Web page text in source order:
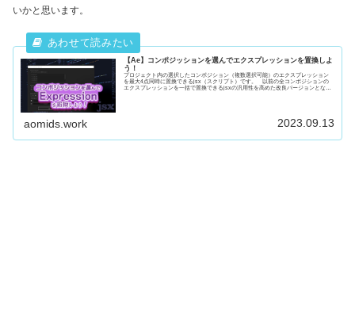
いかと思います。
【Ae】コンポジッションを選んでエクスプレッションを置換しよ
う！
プロジェクト内の選択したコンポジション（複数選択可能）のエクスプレッション
を最大4点同時に置換できるjsx（スクリプト）です。 以前の全コンポジションの
エクスプレッションを一括で置換できるjsxの汎用性を高めた改良バージョンとなり
aomids.work 2023.09.13